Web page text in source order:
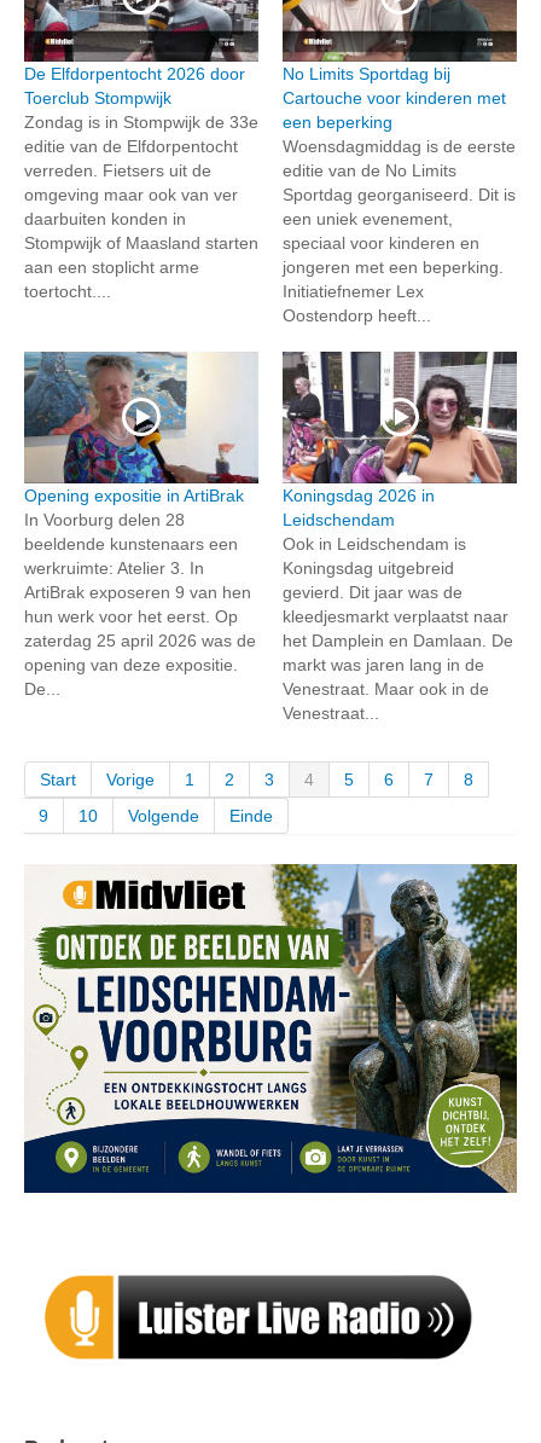
De Elfdorpentocht 2026 door
Toerclub Stompwijk
Zondag is in Stompwijk de 33e
editie van de Elfdorpentocht
verreden. Fietsers uit de
omgeving maar ook van ver
daarbuiten konden in
Stompwijk of Maasland starten
aan een stoplicht arme
toertocht....
No Limits Sportdag bij
Cartouche voor kinderen met
een beperking
Woensdagmiddag is de eerste
editie van de No Limits
Sportdag georganiseerd. Dit is
een uniek evenement,
speciaal voor kinderen en
jongeren met een beperking.
Initiatiefnemer Lex
Oostendorp heeft...
Opening expositie in ArtiBrak
In Voorburg delen 28
beeldende kunstenaars een
werkruimte: Atelier 3. In
ArtiBrak exposeren 9 van hen
hun werk voor het eerst. Op
zaterdag 25 april 2026 was de
opening van deze expositie.
De...
Koningsdag 2026 in
Leidschendam
Ook in Leidschendam is
Koningsdag uitgebreid
gevierd. Dit jaar was de
kleedjesmarkt verplaatst naar
het Damplein en Damlaan. De
markt was jaren lang in de
Venestraat. Maar ook in de
Venestraat...
Start Vorige 1 2 3 4 5 6 7
8
9
10 Volgende Einde